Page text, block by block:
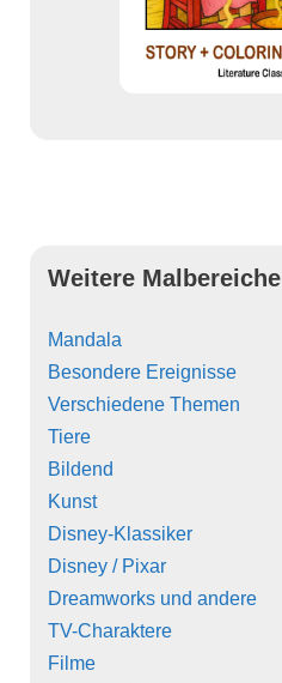
Weitere Malbereiche
Mandala
Besondere Ereignisse
Verschiedene Themen
Tiere
Bildend
Kunst
Disney-Klassiker
Disney / Pixar
Dreamworks und andere
TV-Charaktere
Filme